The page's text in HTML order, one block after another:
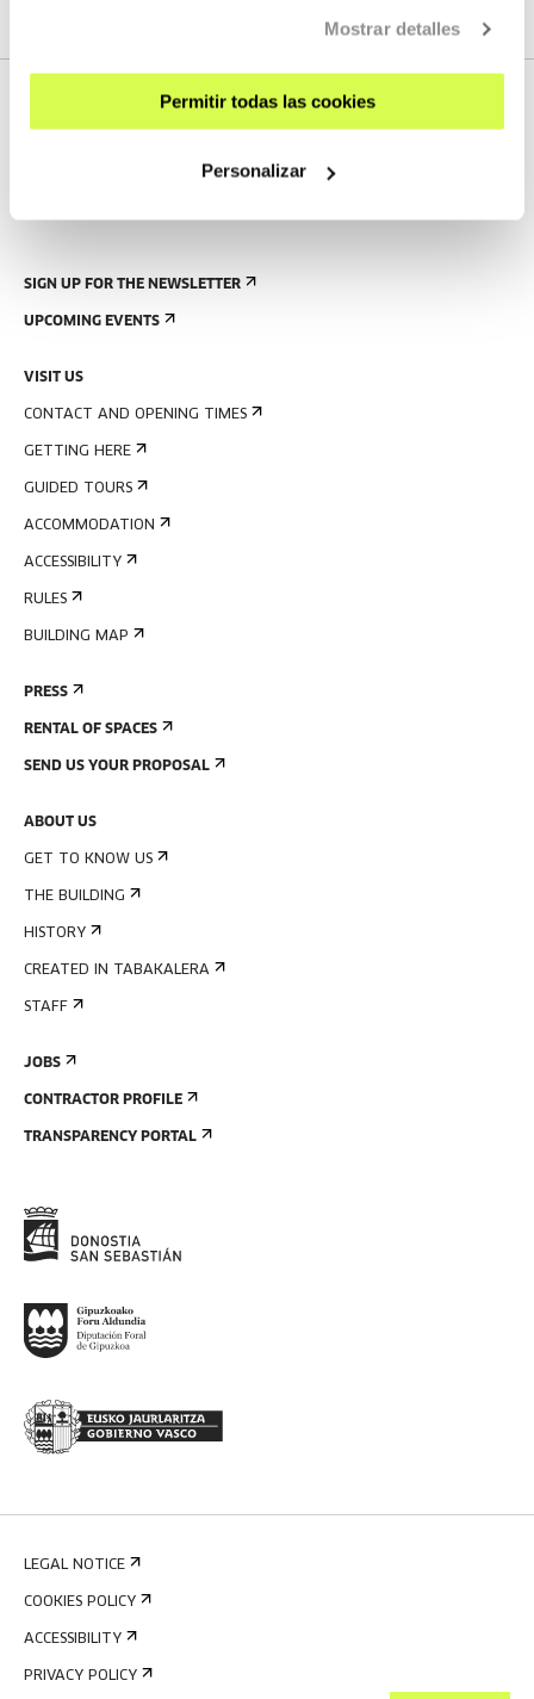
Mostrar detalles
Permitir todas las cookies
Personalizar
SIGN UP FOR THE NEWSLETTER
UPCOMING EVENTS
VISIT US
CONTACT AND OPENING TIMES
GETTING HERE
GUIDED TOURS
ACCOMMODATION
ACCESSIBILITY
RULES
BUILDING MAP
PRESS
RENTAL OF SPACES
SEND US YOUR PROPOSAL
ABOUT US
GET TO KNOW US
THE BUILDING
HISTORY
CREATED IN TABAKALERA
STAFF
JOBS
CONTRACTOR PROFILE
TRANSPARENCY PORTAL
LEGAL NOTICE
COOKIES POLICY
ACCESSIBILITY
PRIVACY POLICY